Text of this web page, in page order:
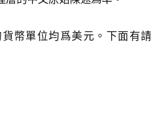
幣單位均爲美元。下面有請